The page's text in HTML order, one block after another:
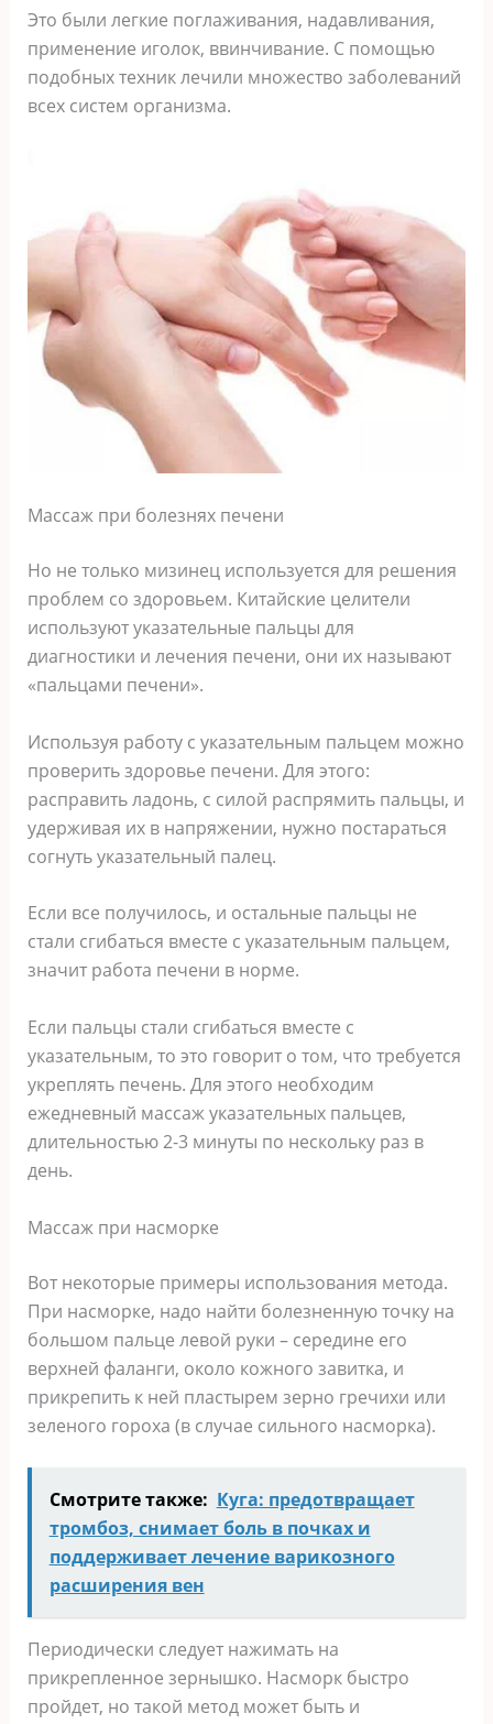
Это были легкие поглаживания, надавливания,
применение иголок, ввинчивание. С помощью
подобных техник лечили множество заболеваний
всех систем организма.
Массаж при болезнях печени
Но не только мизинец используется для решения
проблем со здоровьем. Китайские целители
используют указательные пальцы для
диагностики и лечения печени, они их называют
«пальцами печени».
Используя работу с указательным пальцем можно
проверить здоровье печени. Для этого:
расправить ладонь, с силой распрямить пальцы, и
удерживая их в напряжении, нужно постараться
согнуть указательный палец.
Если все получилось, и остальные пальцы не
стали сгибаться вместе с указательным пальцем,
значит работа печени в норме.
Если пальцы стали сгибаться вместе с
указательным, то это говорит о том, что требуется
укреплять печень. Для этого необходим
ежедневный массаж указательных пальцев,
длительностью 2-3 минуты по нескольку раз в
день.
Массаж при насморке
Вот некоторые примеры использования метода.
При насморке, надо найти болезненную точку на
большом пальце левой руки – середине его
верхней фаланги, около кожного завитка, и
прикрепить к ней пластырем зерно гречихи или
зеленого гороха (в случае сильного насморка).
Смотрите также: Куга: предотвращает
тромбоз, снимает боль в почках и
поддерживает лечение варикозного
расширения вен
Периодически следует нажимать на
прикрепленное зернышко. Насморк быстро
пройдет, но такой метод может быть и